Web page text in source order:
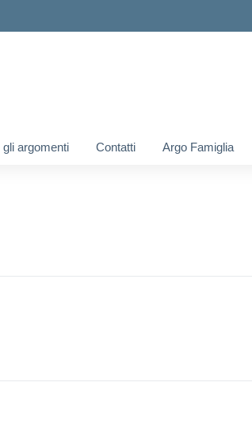
gli argomenti Contatti Argo Famiglia